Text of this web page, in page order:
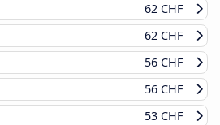
62 CHF
62 CHF
56 CHF
56 CHF
53 CHF